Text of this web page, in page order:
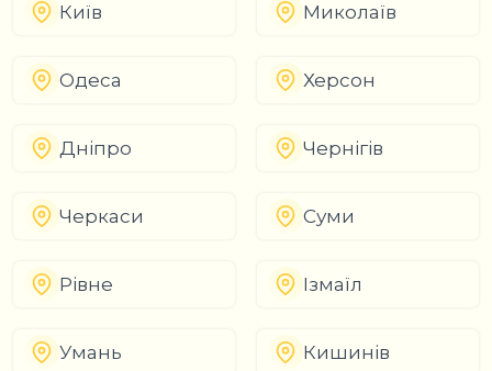
Київ Миколаїв
Одеса Херсон
Дніпро Чернігів
Черкаси Суми
Рівне Ізмаїл
Умань Кишинів